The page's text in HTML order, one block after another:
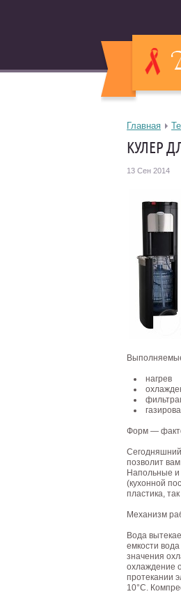
Главная
КУЛЕР
13 Сен 2014
нагрев
Форм —
позволит
Напольные и
(кухонной
пластика,
Механизм
Вода
емкости
значения
охлаждение
протекании
10°С.